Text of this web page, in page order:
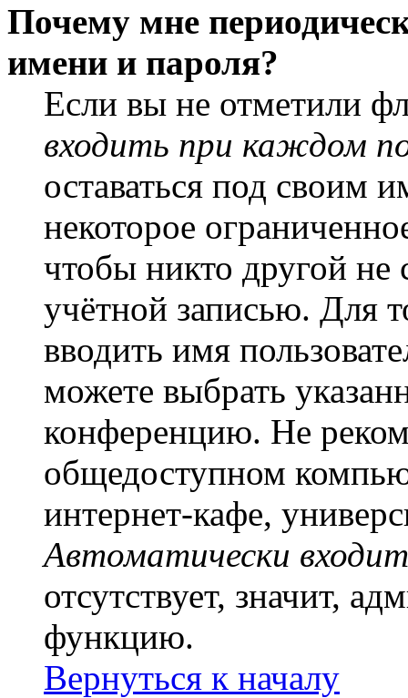
Почему мне
имени и пароля?
Если вы не отметили
входить при каждом
оставаться под своим
некоторое
чтобы никто другой не
учётной записью. Для
вводить имя
можете выбрать
конференцию. Не
общедоступном
интернет-кафе,
Автоматически
отсутствует, значит,
функцию.
Вернуться к началу